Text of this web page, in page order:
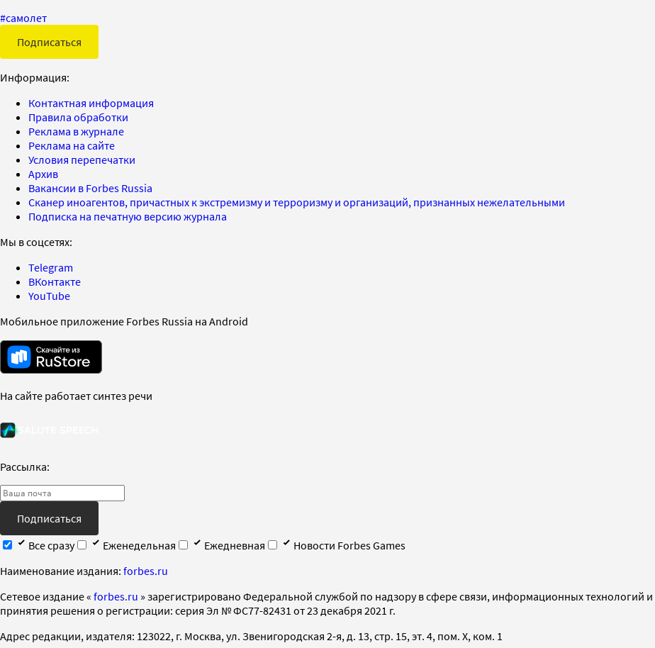
#самолет
Подписаться
Информация:
Контактная информация
Правила обработки
Реклама в журнале
Реклама на сайте
Условия перепечатки
Архив
Вакансии в Forbes Russia
Сканер иноагентов, причастных к экстремизму и терроризму и организаций, признанных нежелательными
Подписка на печатную версию журнала
Мы в соцсетях:
Telegram
ВКонтакте
YouTube
Мобильное приложение Forbes Russia на Android
На сайте работает синтез речи
Рассылка:
Подписаться
Все сразу
Еженедельная Ежедневная
Новости Forbes Games
Наименование издания: forbes.ru
Cетевое издание « forbes.ru » зарегистрировано Федеральной службой по надзору в сфере связи, информационных технологий
принятия решения о регистрации: серия Эл № ФС77-82431 от 23 декабря 2021 г.
Адрес редакции, издателя: 123022, г. Москва, ул. Звенигородская 2-я, д. 13, стр. 15, эт. 4, пом. X, ком. 1